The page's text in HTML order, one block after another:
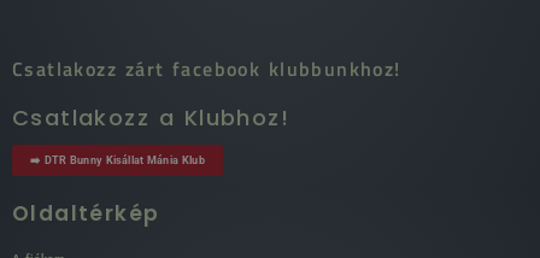
Csatlakozz zárt facebook klubbunkhoz!
Csatlakozz a Klubhoz!
➡️ DTR Bunny Kisállat Mánia Klub
Oldaltérkép